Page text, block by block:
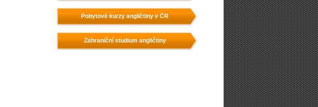
Pobytové kurzy angličtiny v ČR
Zahraniční studium angličtiny